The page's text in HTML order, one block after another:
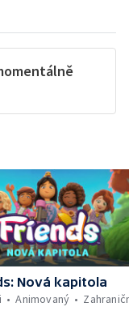
Nová kapitola
Animovaný